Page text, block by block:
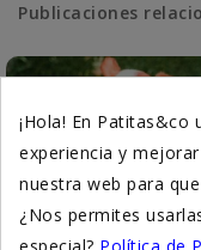
Publicaciones
¡Hola! En
experiencia y
nuestra web para
¿Nos permites